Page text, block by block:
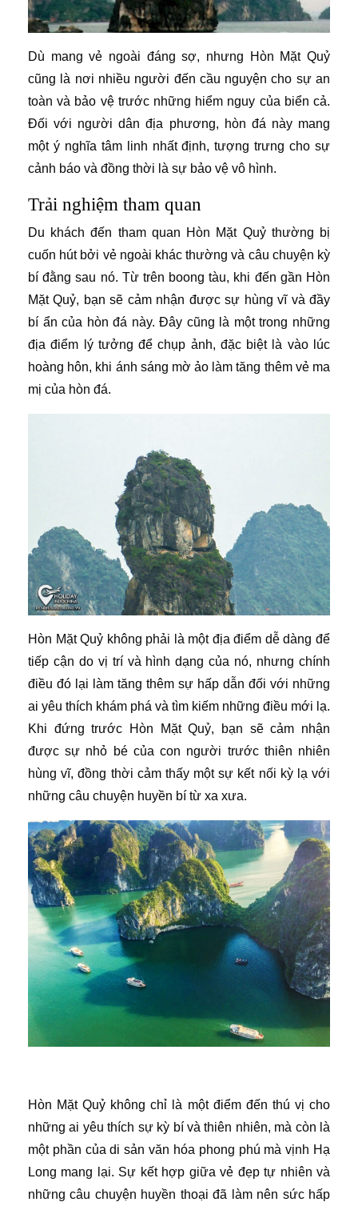
Dù mang vẻ ngoài đáng sợ, nhưng Hòn Mặt Quỷ
cũng là nơi nhiều người đến cầu nguyện cho sự an
toàn và bảo vệ trước những hiểm nguy của biển cả.
Đối với người dân địa phương, hòn đá này mang
một ý nghĩa tâm linh nhất định, tượng trưng cho sự
cảnh báo và đồng thời là sự bảo vệ vô hình.
Trải nghiệm tham quan
Du khách đến tham quan Hòn Mặt Quỷ thường bị
cuốn hút bởi vẻ ngoài khác thường và câu chuyện kỳ
bí đằng sau nó. Từ trên boong tàu, khi đến gần Hòn
Mặt Quỷ, bạn sẽ cảm nhận được sự hùng vĩ và đầy
bí ẩn của hòn đá này. Đây cũng là một trong những
địa điểm lý tưởng để chụp ảnh, đặc biệt là vào lúc
hoàng hôn, khi ánh sáng mờ ảo làm tăng thêm vẻ ma
mị của hòn đá.
Hòn Mặt Quỷ không phải là một địa điểm dễ dàng để
tiếp cận do vị trí và hình dạng của nó, nhưng chính
điều đó lại làm tăng thêm sự hấp dẫn đối với những
ai yêu thích khám phá và tìm kiếm những điều mới lạ.
Khi đứng trước Hòn Mặt Quỷ, bạn sẽ cảm nhận
được sự nhỏ bé của con người trước thiên nhiên
hùng vĩ, đồng thời cảm thấy một sự kết nối kỳ lạ với
những câu chuyện huyền bí từ xa xưa.
Hòn Mặt Quỷ không chỉ là một điểm đến thú vị cho
những ai yêu thích sự kỳ bí và thiên nhiên, mà còn là
một phần của di sản văn hóa phong phú mà vịnh Hạ
Long mang lại. Sự kết hợp giữa vẻ đẹp tự nhiên và
những câu chuyện huyền thoại đã làm nên sức hấp